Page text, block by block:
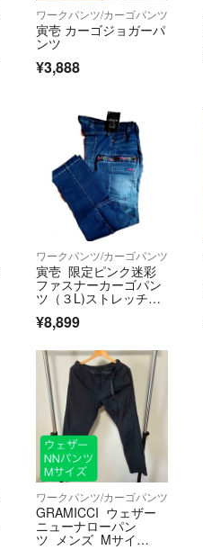
ワークパンツ/カーゴパンツ
寅壱 カーゴジョガーパ
ンツ
¥3,888
ワークパンツ/カーゴパンツ
寅壱 限定ピンク迷彩
ファスナーカーゴパン
ツ（３L)ストレッチヒ
¥8,899
ワークパンツ/カーゴパンツ
GRAMICCI ウェザー
ニューナローパン
ツ メンズ Mサイ